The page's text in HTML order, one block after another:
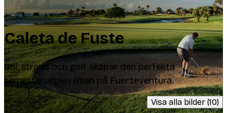
Caleta de Fuste
Sol, strand och golf skapar den perfekta
semesterupplevelsen på Fuerteventura.
Visa alla bilder (10)